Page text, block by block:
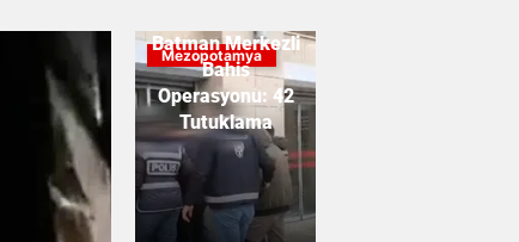
Mezopotamya
Batman Merkezli
Bahis
Operasyonu: 42
Tutuklama